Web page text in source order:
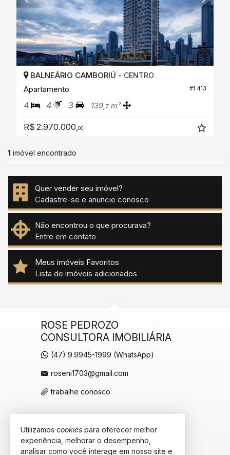
#1.413
BALNEÁRIO CAMBORIÚ - CENTRO
Apartamento
4 4 3 139, 7 m²
R$ 2.970.000, 00
1 imóvel encontrado
Quer vender seu imóvel?
Cadastre-se e anuncie conosco
Não encontrou o que procurava?
Entre em contato
Meus imóveis Favoritos
Lista de imóveis adicionados
ROSE PEDROZO
CONSULTORA IMOBILIÁRIA
(47) 9.9945-1999 (WhatsApp)
roseni1703@gmail.com
trabalhe conosco
VEJA MAIS
receba nosso newsletter
Utilizamos cookies para oferecer melhor
experiência, melhorar o desempenho,
analisar como você interage em nosso site e